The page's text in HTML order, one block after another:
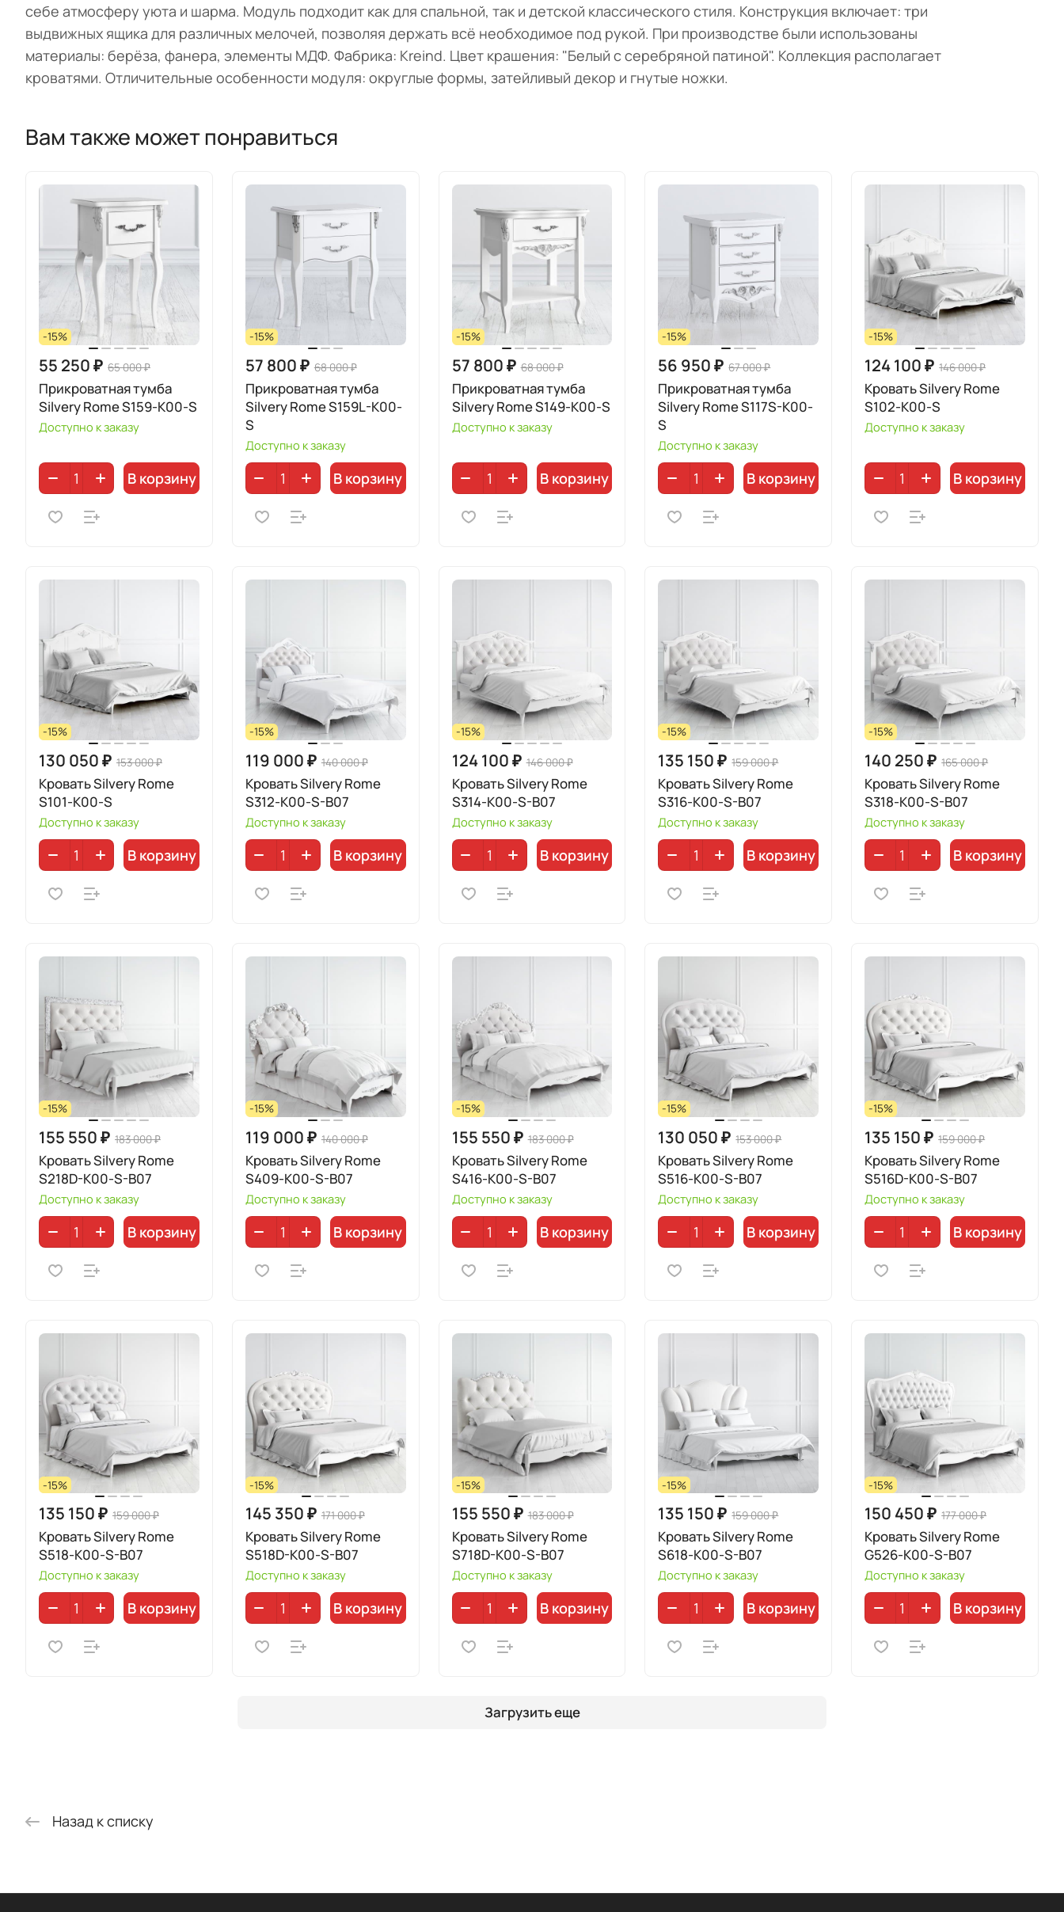
себе атмосферу уюта и шарма. Модуль подходит как для спальной, так и детской классического стиля. Конструкция включает: три
выдвижных ящика для различных мелочей, позволяя держать всё необходимое под рукой. При производстве были использованы
материалы: берёза, фанера, элементы МДФ. Фабрика: Kreind. Цвет крашения: "Белый с серебряной патиной". Коллекция располагает
кроватями. Отличительные особенности модуля: округлые формы, затейливый декор и гнутые ножки.
Вам также может понравиться
-15%
55 250 ₽ 65 000 ₽
Прикроватная тумба
Silvery Rome S159-K00-S
Доступно к заказу
В корзину
-15%
57 800 ₽ 68 000 ₽
Прикроватная тумба
Silvery Rome S159L-K00-
S
Доступно к заказу
В корзину
-15%
57 800 ₽ 68 000 ₽
Прикроватная тумба
Silvery Rome S149-K00-S
Доступно к заказу
В корзину
-15%
56 950 ₽ 67 000 ₽
Прикроватная тумба
Silvery Rome S117S-K00-
S
Доступно к заказу
В корзину
-15%
124 100 ₽ 146 000 ₽
Кровать Silvery Rome
S102-K00-S
Доступно к заказу
В корзину
-15%
130 050 ₽ 153 000 ₽
Кровать Silvery Rome
S101-K00-S
Доступно к заказу
В корзину
-15%
119 000 ₽ 140 000 ₽
Кровать Silvery Rome
S312-K00-S-B07
Доступно к заказу
В корзину
-15%
124 100 ₽ 146 000 ₽
Кровать Silvery Rome
S314-K00-S-B07
Доступно к заказу
В корзину
-15%
135 150 ₽ 159 000 ₽
Кровать Silvery Rome
S316-K00-S-B07
Доступно к заказу
В корзину
-15%
140 250 ₽ 165 000 ₽
Кровать Silvery Rome
S318-K00-S-B07
Доступно к заказу
В корзину
-15%
155 550 ₽ 183 000 ₽
Кровать Silvery Rome
S218D-K00-S-B07
Доступно к заказу
В корзину
-15%
119 000 ₽ 140 000 ₽
Кровать Silvery Rome
S409-K00-S-B07
Доступно к заказу
В корзину
-15%
155 550 ₽ 183 000 ₽
Кровать Silvery Rome
S416-K00-S-B07
Доступно к заказу
В корзину
-15%
130 050 ₽ 153 000 ₽
Кровать Silvery Rome
S516-K00-S-B07
Доступно к заказу
В корзину
-15%
135 150 ₽ 159 000 ₽
Кровать Silvery Rome
S516D-K00-S-B07
Доступно к заказу
В корзину
-15%
135 150 ₽ 159 000 ₽
Кровать Silvery Rome
S518-K00-S-B07
Доступно к заказу
В корзину
-15%
145 350 ₽ 171 000 ₽
Кровать Silvery Rome
S518D-K00-S-B07
Доступно к заказу
В корзину
-15%
155 550 ₽ 183 000 ₽
Кровать Silvery Rome
S718D-K00-S-B07
Доступно к заказу
В корзину
-15%
135 150 ₽ 159 000 ₽
Кровать Silvery Rome
S618-K00-S-B07
Доступно к заказу
В корзину
-15%
150 450 ₽ 177 000 ₽
Кровать Silvery Rome
G526-K00-S-B07
Доступно к заказу
В корзину
Загрузить еще
Назад к списку